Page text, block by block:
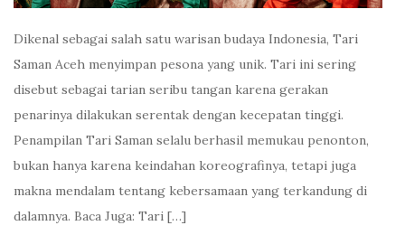
Dikenal sebagai salah satu warisan budaya Indonesia, Tari
Saman Aceh menyimpan pesona yang unik. Tari ini sering
disebut sebagai tarian seribu tangan karena gerakan
penarinya dilakukan serentak dengan kecepatan tinggi.
Penampilan Tari Saman selalu berhasil memukau penonton,
bukan hanya karena keindahan koreografinya, tetapi juga
makna mendalam tentang kebersamaan yang terkandung di
dalamnya. Baca Juga: Tari […]